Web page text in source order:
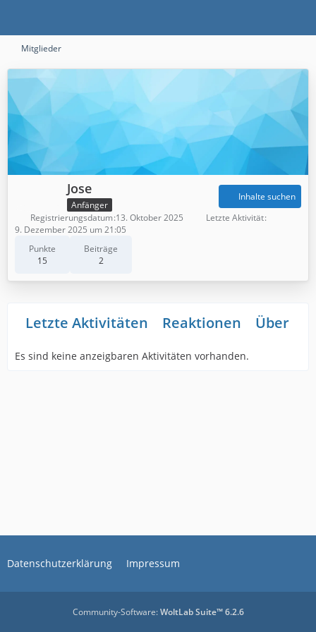
Mitglieder
Jose
Anfänger
Punkte
15
Beiträge
2
Inhalte suchen
Registrierungsdatum 13. Oktober 2025
Letzte Aktivität
9. Dezember 2025 um 21:05
Letzte Aktivitäten Reaktionen Über
Es sind keine anzeigbaren Aktivitäten vorhanden.
Datenschutzerklärung Impressum
Community-Software:WoltLab Suite™ 6.2.6